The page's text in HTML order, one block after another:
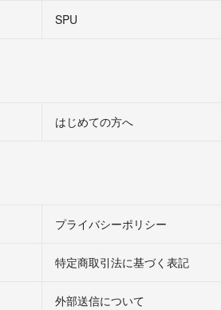
SPU
はじめての方へ
プライバシーポリシー
特定商取引法に基づく表記
外部送信について